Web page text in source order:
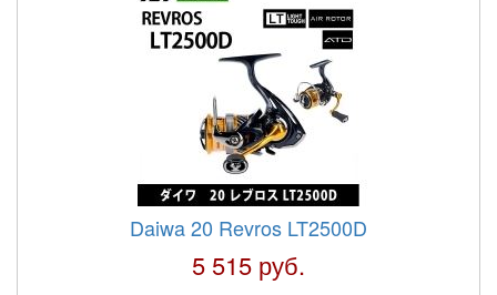
Daiwa 20 Revros LT2500D
5 515 руб.